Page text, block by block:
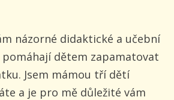
názorné didaktické a učební
dětem zapamatovat
Jsem mámou tří dětí
a je pro mě důležité vám